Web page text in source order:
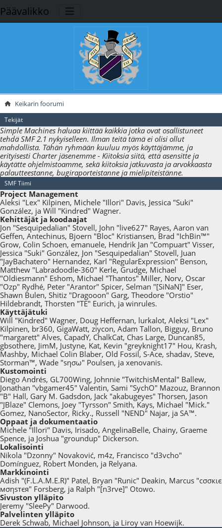
Päävalikko
Keikarin foorumi
Tekijät
Simple Machines haluaa kiittää kaikkia jotka ovat osallistuneet
tehdä SMF 2.1 nykyiselleen. Ilman teitä tämä ei olisi ollut
mahdollista. Tähän ryhmään kuuluu myös käyttäjämme, ja
erityisesti Charter jäsenemme - Kiitoksia siitä, että asensitte ja
käytätte ohjelmistoamme, sekä kiitoksia jatkuvasta ja arvokkaasta
palautteestanne, bugiraporteistanne ja mielipiteistänne.
SMF Tiimi
Project Management
Aleksi "Lex" Kilpinen, Michele "Illori" Davis, Jessica "Suki"
González, ja Will "Kindred" Wagner.
Kehittäjät ja koodaajat
Jon "Sesquipedalian" Stovell, John "live627" Rayes, Aaron van
Geffen, Antechinus, Bjoern "Bloc" Kristiansen, Brad "IchBin™"
Grow, Colin Schoen, emanuele, Hendrik Jan "Compuart" Visser,
Jessica "Suki" González, Jon "Sesquipedalian" Stovell, Juan
"JayBachatero" Hernandez, Karl "RegularExpression" Benson,
Matthew "Labradoodle-360" Kerle, Grudge, Michael
"Oldiesmann" Eshom, Michael "Thantos" Miller, Norv, Oscar
"Ozp" Rydhé, Peter "Arantor" Spicer, Selman "[SiNaN]" Eser,
Shawn Bulen, Shitiz "Dragooon" Garg, Theodore "Orstio"
Hildebrandt, Thorsten "TE" Eurich, ja winrules.
Käyttäjätuki
Will "Kindred" Wagner, Doug Heffernan, lurkalot, Aleksi "Lex"
Kilpinen, br360, GigaWatt, ziycon, Adam Tallon, Bigguy, Bruno
"margarett" Alves, CapadY, ChalkCat, Chas Large, Duncan85,
gbsothere, JimM, Justyne, Kat, Kevin "greyknight17" Hou, Krash,
Mashby, Michael Colin Blaber, Old Fossil, S-Ace, shadav, Steve,
Storman™, Wade "sησω" Poulsen, ja xenovanis.
Kustomointi
Diego Andrés, GL700Wing, Johnnie "TwitchisMental" Ballew,
Jonathan "vbgamer45" Valentin, Sami "SychO" Mazouz, Brannon
"B" Hall, Gary M. Gadsdon, Jack "akabugeyes" Thorsen, Jason
"JBlaze" Clemons, Joey "Tyrsson" Smith, Kays, Michael "Mick."
Gomez, NanoSector, Ricky., Russell "NEND" Najar, ja SA™.
Oppaat ja dokumentaatio
Michele "Illori" Davis, Irisado, AngelinaBelle, Chainy, Graeme
Spence, ja Joshua "groundup" Dickerson.
Lokalisointi
Nikola "Dzonny" Novaković, m4z, Francisco "d3vcho"
Domínguez, Robert Monden, ja Relyana.
Markkinointi
Adish "(F.L.A.M.E.R)" Patel, Bryan "Runic" Deakin, Marcus "cσσкιє
мσηѕтєя" Forsberg, ja Ralph "[n3rve]" Otowo.
Sivuston ylläpito
Jeremy "SleePy" Darwood.
Palvelinten ylläpito
Derek Schwab, Michael Johnson, ja Liroy van Hoewijk.